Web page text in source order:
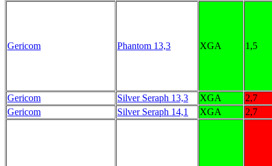
Gericom Phantom 13,3 XGA 1,5
Gericom Silver Seraph 13,3 XGA
2,7
Gericom
Silver Seraph 14,1 XGA 2,7